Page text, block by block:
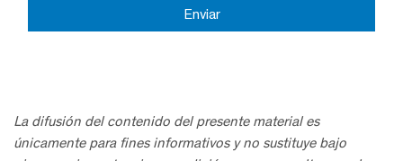
La difusión del contenido del presente material es
únicamente para fines informativos y no sustituye bajo